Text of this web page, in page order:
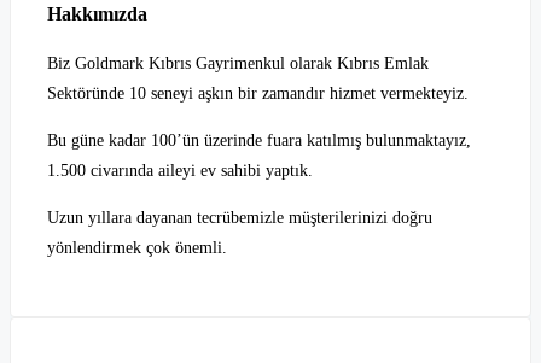
Hakkımızda
Biz Goldmark Kıbrıs Gayrimenkul olarak Kıbrıs Emlak
Sektöründe 10 seneyi aşkın bir zamandır hizmet vermekteyiz.
Bu güne kadar 100’ün üzerinde fuara katılmış bulunmaktayız,
1.500 civarında aileyi ev sahibi yaptık.
Uzun yıllara dayanan tecrübemizle müşterilerinizi doğru
yönlendirmek çok önemli.